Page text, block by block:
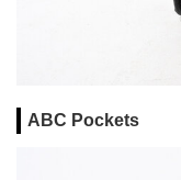
ABC Pockets